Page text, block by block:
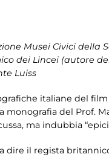
Musei Civici della
dei Lincei (autore
Luiss
italiane del film
del Prof.
ma indubbia
dire il regista